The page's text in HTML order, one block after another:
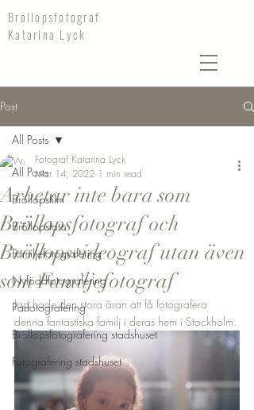
Bröllopsfotograf
Katarina Lyck
Post
All Posts
Bröllopsfilm
Bröllopsfoto
Familjefotografering
Nyföddfotografering
Parfotografering
Bröllopsfotografering stadshuset
Fotografering stadshuset
All Posts
Arbetar inte bara som
Bröllopsfotograf och
Bröllopsvideograf utan även
som Familjefotograf
Fotograf Katarina Lyck
Mar 14, 2022 1 min read
Jag hade den stora äran att få fotografera
denna fantastiska familj i deras hem i Stockholm.